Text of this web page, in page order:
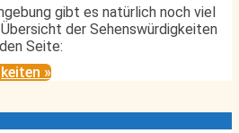
gibt es natürlich noch viel
der Sehenswürdigkeiten
Seite:
»